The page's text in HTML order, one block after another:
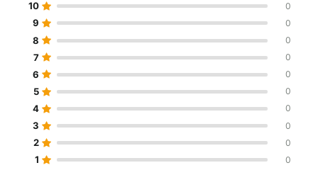
10 0
9 0
8 0
7 0
6 0
5 0
4 0
3 0
2 0
1 0